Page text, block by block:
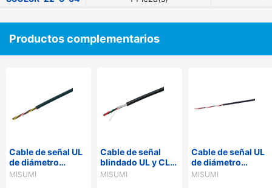
Productos complementarios
Cable de señal UL
de diámetro
delgado de 300 V
MISUMI
Cable de señal
blindado UL y CL3
- 300 V, cubierta
MISUMI
Cable de señal UL
de diámetro
delgado de 300 V
MISUMI